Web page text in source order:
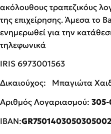
ακόλουθους τραπεζικόυς
της επιχείρησης. Άμεσα το
ενημερωθεί για την
τηλεφωνικά
IRIS 6973001563
Δικαιούχος: Μπαγιώτα
Αριθμός Λογαριασμού:
ΙΒΑΝ: